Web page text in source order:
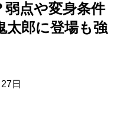
点や変身条件
太郎に登場も強
日